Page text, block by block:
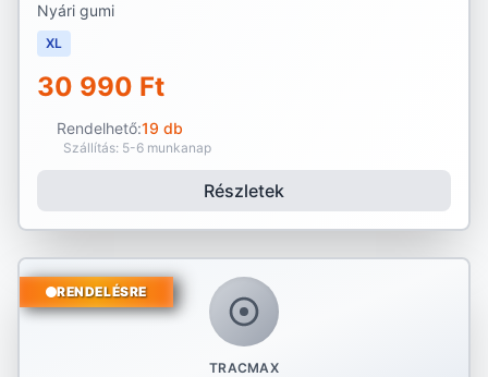
Nyári gumi
XL
30 990 Ft
Rendelhető:19 db
Szállítás: 5-6 munkanap
Részletek
TRACMAX
RENDELÉSRE